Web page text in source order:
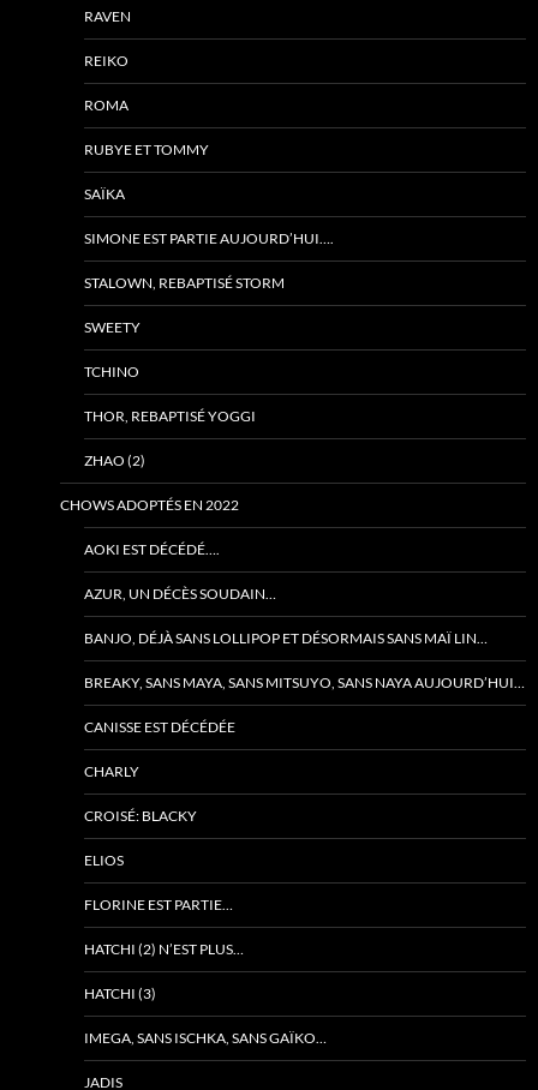
RAVEN
REIKO
ROMA
RUBYE ET TOMMY
SAÏKA
SIMONE EST PARTIE AUJOURD’HUI….
STALOWN, REBAPTISÉ STORM
SWEETY
TCHINO
THOR, REBAPTISÉ YOGGI
ZHAO (2)
CHOWS ADOPTÉS EN 2022
AOKI EST DÉCÉDÉ….
AZUR, UN DÉCÈS SOUDAIN…
BANJO, DÉJÀ SANS LOLLIPOP ET DÉSORMAIS SANS MAÏ LIN…
BREAKY, SANS MAYA, SANS MITSUYO, SANS NAYA AUJOURD’HUI…
CANISSE EST DÉCÉDÉE
CHARLY
CROISÉ: BLACKY
ELIOS
FLORINE EST PARTIE…
HATCHI (2) N’EST PLUS…
HATCHI (3)
IMEGA, SANS ISCHKA, SANS GAÏKO…
JADIS